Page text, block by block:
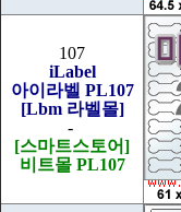
107
iLabel
아이라벨 PL107
[Lbm 라벨몰]
-
[스마트스토어]
비트몰 PL107